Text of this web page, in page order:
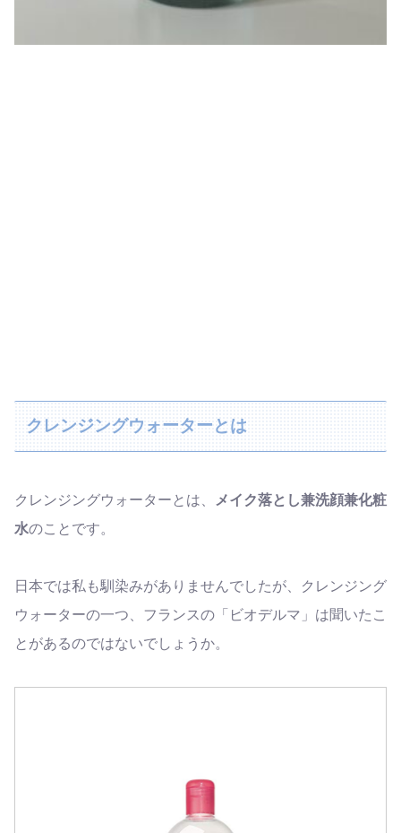
クレンジングウォーターとは
クレンジングウォーターとは、
メイク落とし兼洗顔兼化粧
水のことです。
日本では私も馴染みがありませんでしたが、クレンジング
ウォーターの一つ、フランスの「ビオデルマ」は聞いたこ
とがあるのではないでしょうか。